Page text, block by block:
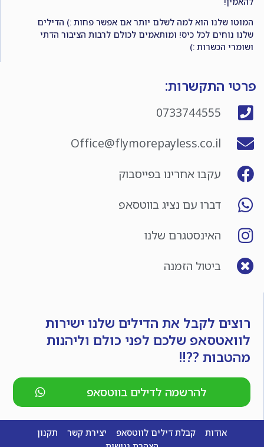
המוטו שלנו הוא למה לשלם יותר אם אפשר פחות :) הדילים
שלנו נוחים לכל כיס! ומותאמים לכולם לרבות הציבור הדתי
ושומרי הכשרות :)
פרטי התקשרות:
0733744555
Office@flymorepayless.co.il
עקבו אחרינו בפייסבוק
דברו עם נציג בווטסאפ
האינסטגרם שלנו
ביטול הזמנה
רוצים לקבל את הדילים שלנו ישירות
לוואטסאפ שלכם לפני כולם וליהנות
מהטבות ??!!
להרשמה לדילים בווטסאפ
אודות קבלת דילים לווטסאפ יצירת קשר
תקנון